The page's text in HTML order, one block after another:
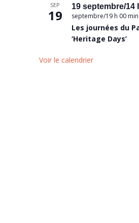
SEP
19
19 septembre/14
septembre/19 h 00 min
Les journées du
‘Heritage Days’
Voir le calendrier